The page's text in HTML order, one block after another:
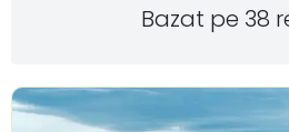
Bazat pe 38